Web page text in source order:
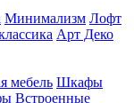
Минимализм Лофт
Арт Деко
мебель Шкафы
Встроенные